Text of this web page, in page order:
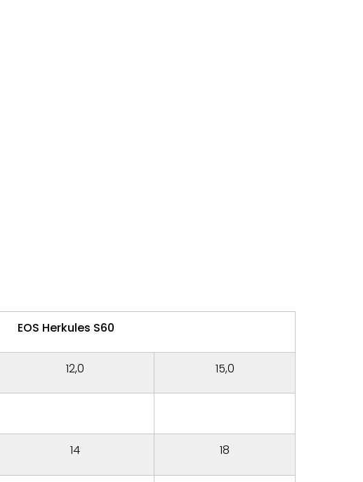
EOS Herkules S60
12,0 15,0
14 18